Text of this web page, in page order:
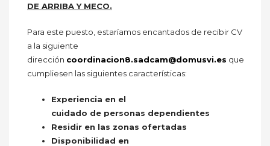
DE ARRIBA Y MECO.
Para este puesto, estaríamos encantados de recibir CV
a la siguiente
dirección coordinacion8.sadcam@domusvi.es que
cumpliesen las siguientes características:
Experiencia en el
cuidado de personas dependientes
Residir en las zonas ofertadas
Disponibilidad en